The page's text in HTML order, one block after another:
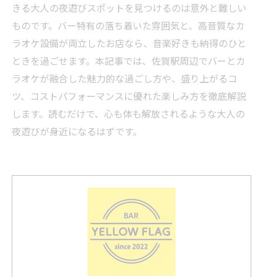
きる大人の夜遊びスポットを見つけるのは意外と難しい
ものです。バー特有の落ち着いた雰囲気と、高音質なカ
ラオケ設備が両立したお店なら、音楽好きも納得のひと
ときを過ごせます。本記事では、佐賀駅周辺でバーとカ
ラオケが融合した魅力的な過ごし方や、盛り上がるコ
ツ、コストパフォーマンスに優れた楽しみ方を徹底解説
します。読むだけで、心も体も解放されるような大人の
夜遊びが身近になるはずです。